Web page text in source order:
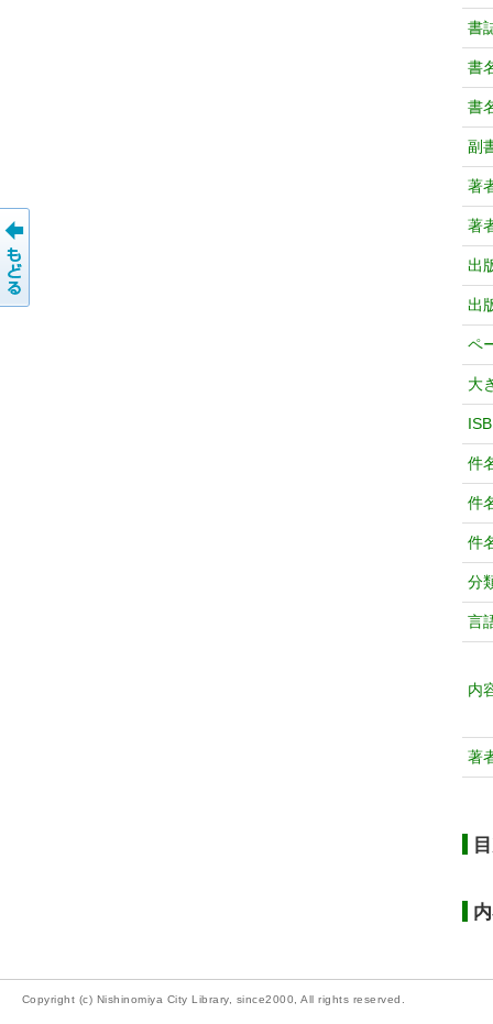
書
書
書
副
著
著
出
出
ペ
大
件
件
件
分
言
内
著
Copyright (c) Nishinomiya City Library, since2000, All rights reserved.